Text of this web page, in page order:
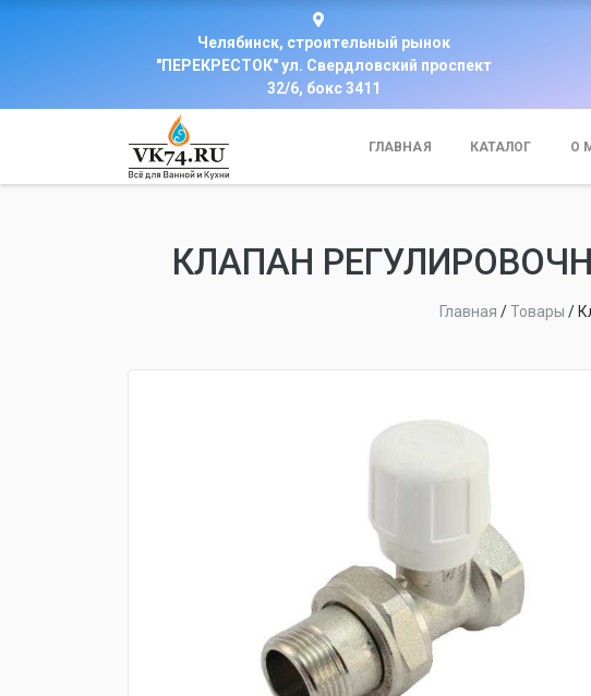
Челябинск, строительный рынок
"ПЕРЕКРЕСТОК" ул. Свердловский проспект
32/6, бокс 3411
ГЛАВНАЯ КАТАЛОГ О
КЛАПАН
Главная /Товары /